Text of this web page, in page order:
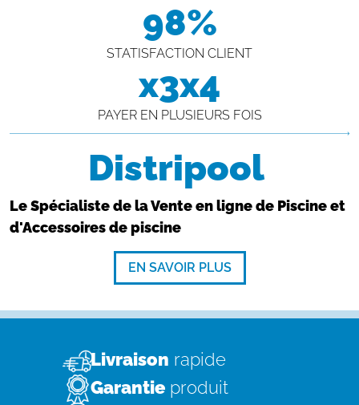
98%
STATISFACTION CLIENT
x3x4
PAYER EN PLUSIEURS FOIS
Distripool
Le Spécialiste de la Vente en ligne de Piscine et
d'Accessoires de piscine
EN SAVOIR PLUS
Livraison rapide
Garantie produit